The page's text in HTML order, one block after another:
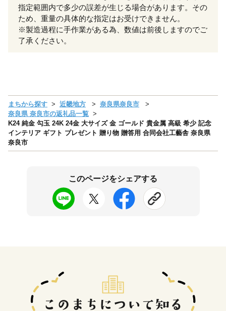
指定範囲内で多少の誤差が生じる場合があります。その
ため、重量の具体的な指定はお受けできません。
※製造過程に手作業がある為、数値は前後しますのでご
了承ください。
まちから探す 近畿地方
奈良県奈良市
奈良県 奈良市の返礼品一覧
K24 純金 勾玉 24K 24金 大サイズ 金 ゴールド 貴金属 高級 希少 記念
インテリア ギフト プレゼント 贈り物 贈答用 合同会社工藝舎 奈良県
奈良市
このページをシェアする